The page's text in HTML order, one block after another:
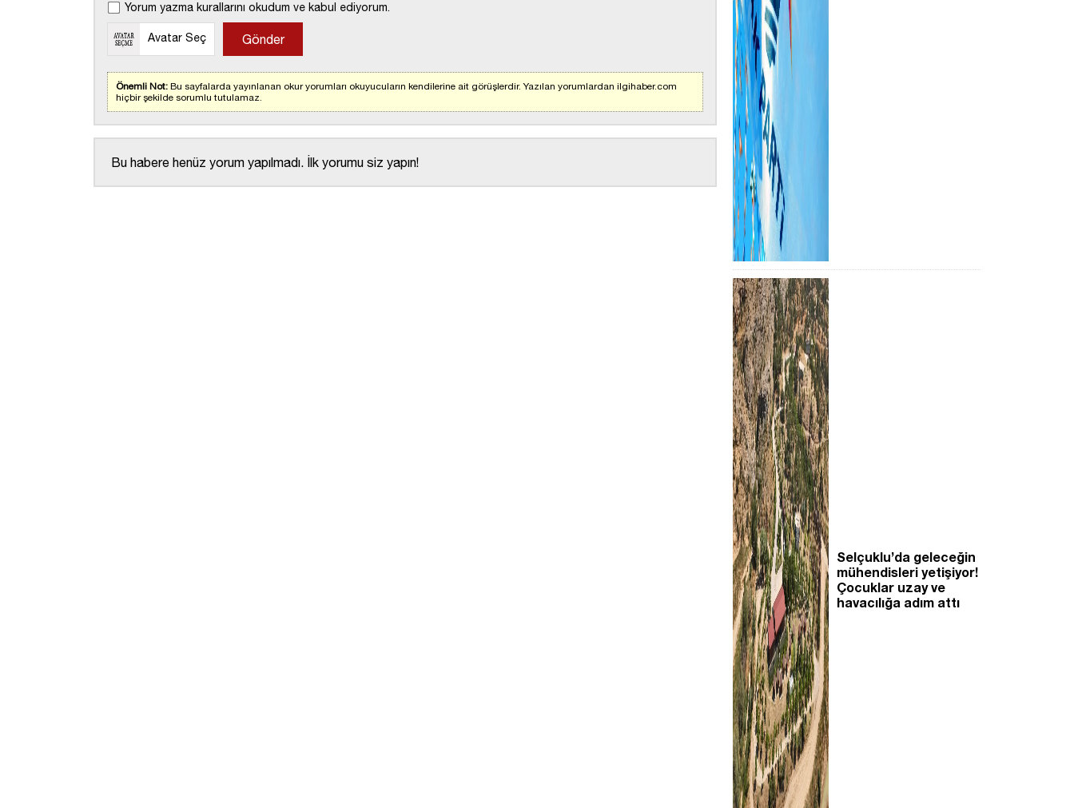
Yorum yazma kurallarını okudum ve kabul ediyorum.
Avatar Seç
Önemli Not: Bu sayfalarda yayınlanan okur yorumları okuyucuların kendilerine ait görüşlerdir. Yazılan yorumlardan ilgihaber.com
hiçbir şekilde sorumlu tutulamaz.
Bu habere henüz yorum yapılmadı. İlk yorumu siz yapın!
Selçuklu’da geleceğin
mühendisleri yetişiyor!
Çocuklar uzay ve
havacılığa adım attı